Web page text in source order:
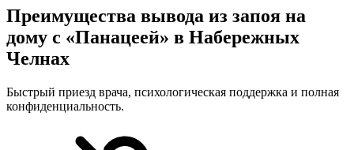
Преимущества вывода из запоя на
дому с «Панацеей» в Набережных
Челнах
Быстрый приезд врача, психологическая поддержка и полная
конфиденциальность.